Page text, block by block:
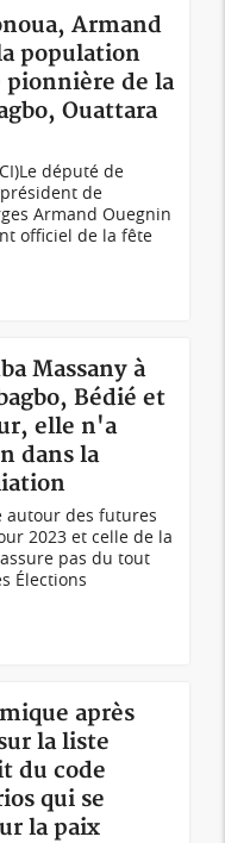
Armand
population
pionnière de la
Ouattara
député de
de
Armand Ouegnin
officiel de la fête
Massany à
Bédié et
elle n'a
dans la
autour des futures
2023 et celle de la
pas du tout
Élections
après
la liste
du code
qui se
la paix